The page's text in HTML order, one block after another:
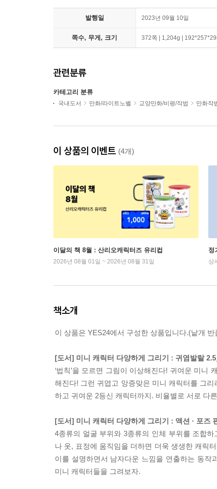
발행일 2023년 09월 10일
쪽수, 무게, 크기 372쪽 | 1,204g |
관련분류
카테고리 분류
국내도서 만화/라이트노벨 교양만화/비평/작법 만화작
이 상품의 이벤트 (4개)
이달의 책 8월 : 산리오캐릭터즈 유리컵
2026년 08월 01일 ~ 2026년 08월 31일
정
상
책소개
이 상품은 YES24에서 구성한 상품입니다.(낱개 반
[도서] 미니 캐릭터 다양하게 그리기 : 귀염발랄
‘법칙’을 모르면 그림이 이상해진다! 귀여운 미
해진다! 그런 귀엽고 앙증맞은 미니 캐릭터를 그
하고 귀여운 2등신 캐릭터까지. 비율별로 서로 다
[도서] 미니 캐릭터 다양하게 그리기 : 액션 · 포즈
4종류의 얼굴 부위와 3종류의 인체 부위를 조합
나 옷, 표정에 움직임을 더하면 더욱 생생한 캐릭
이를 설명하면서 남자다운 느낌을 연출하는 동작
미니 캐릭터들을 그려보자.